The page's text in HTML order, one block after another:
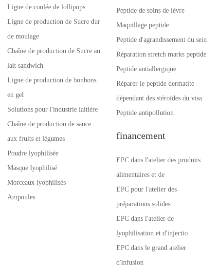
Ligne de coulée de lollipops
Ligne de production de Sucre dur
de moulage
Chaîne de production de Sucre au
lait sandwich
Ligne de production de bonbons
en gel
Solutions pour l'industrie laitière
Chaîne de production de sauce
aux fruits et légumes
Poudre lyophilisée
Masque lyophilisé
Morceaux lyophilisés
Ampoules
Peptide de soins de lèvre
Maquillage peptide
Peptide d'agrandissement du sein
Réparation stretch marks peptide
Peptide antiallergique
Réparer le peptide dermatite
dépendant des stéroïdes du visa
Peptide antipollution
financement
EPC dans l'atelier des produits
alimentaires et de
EPC pour l'atelier des
préparations solides
EPC dans l'atelier de
lyophilisation et d'injectio
EPC dans le grand atelier
d'infusion